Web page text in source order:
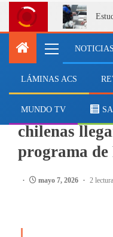
NOTICIAS
LÁMINAS ACS
MUNDO TV
Startups y
chilenas
programa
mayo 7, 2026 2